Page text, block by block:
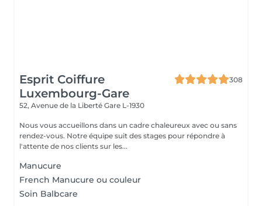
Esprit Coiffure
Luxembourg-Gare
308
52, Avenue de la Liberté Gare L-1930
Nous vous accueillons dans un cadre chaleureux avec ou sans
rendez-vous. Notre équipe suit des stages pour répondre à
l'attente de nos clients sur les...
Manucure
French Manucure ou couleur
Soin Balbcare